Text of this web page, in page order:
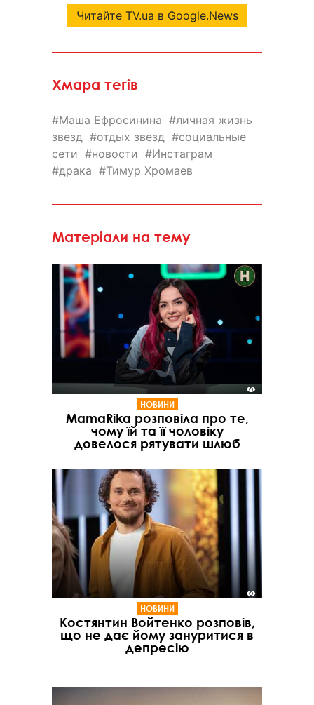
Читайте TV.ua в Google.News
Хмара тегів
Маша Ефросинина
личная жизнь
звезд
отдых звезд
социальные
сети
новости
Инстаграм
драка
Тимур Хромаев
Матеріали на тему
НОВИНИ
MamaRika розповіла про те,
чому їй та її чоловіку
довелося рятувати шлюб
НОВИНИ
Костянтин Войтенко розповів,
що не дає йому зануритися в
депресію